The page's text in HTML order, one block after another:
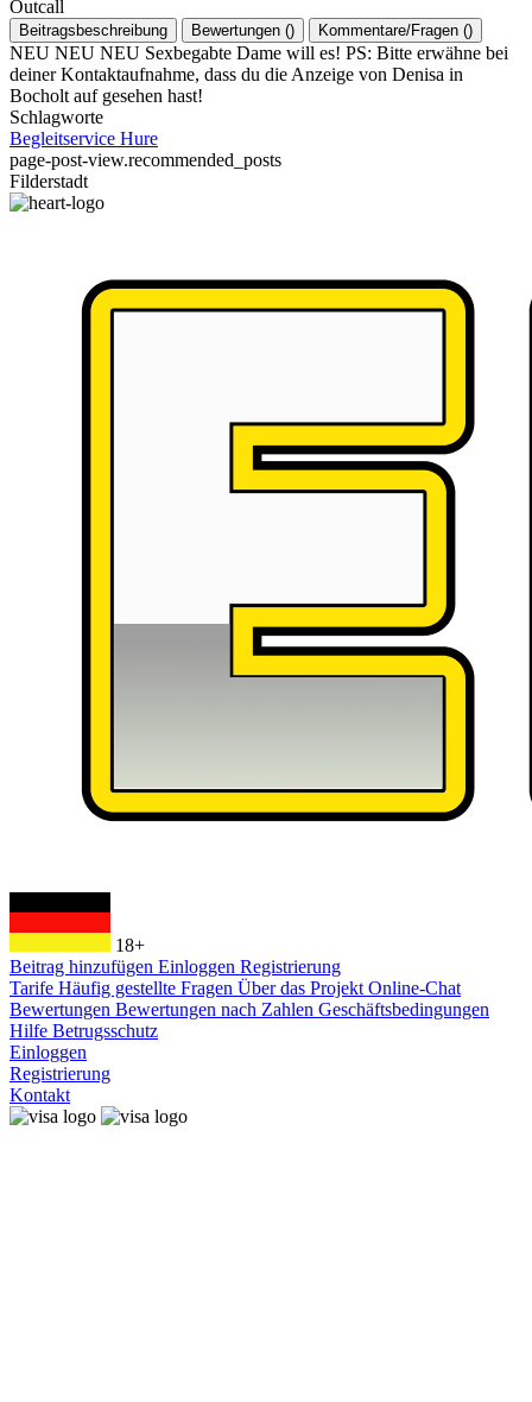
Outcall
Beitragsbeschreibung Bewertungen () Kommentare/Fragen ()
NEU NEU NEU Sexbegabte Dame will es! PS: Bitte erwähne bei
deiner Kontaktaufnahme, dass du die Anzeige von Denisa in
Bocholt auf gesehen hast!
Schlagworte
Begleitservice Hure
page-post-view.recommended_posts
Filderstadt
18+
Beitrag hinzufügen Einloggen Registrierung
Tarife Häufig gestellte Fragen Über das Projekt Online-Chat
Bewertungen Bewertungen nach Zahlen Geschäftsbedingungen
Hilfe Betrugsschutz
Einloggen
Registrierung
Kontakt